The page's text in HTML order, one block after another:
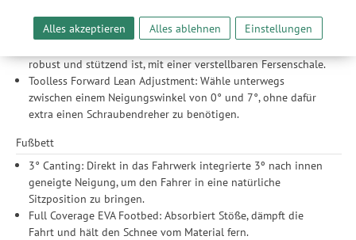
Werbeanzeigen für Sie bereitzustellen sowie Funktionalitäten
unserer Website sicherzustellen und stetig zu verbessern. Dabei
werden Ihre Daten auch an Drittanbieter und Werbepartner
weitergegeben. Die Verarbeitung erfolgt ausschließlich zum
Zwecke der Einbindung von Streaming-Inhalten und der
Durchführung von statistischer Analyse, Reichweitenmessungen,
Produktempfehlungen und nutzungsbasierter Werbung.
Informationen zu den einzelnen Funktionen, den Drittanbietern
und der Speicherdauer finden Sie unter Einstellungen. Diese
Einwilligung ist freiwillig, für die Nutzung unserer Website nicht
erforderlich und gilt, bis sie widerrufen wird. Sie können Ihre
Einwilligung unter Einstellungen lediglich für bestimmte
Drittanbieter erteilen und jederzeit für die Zukunft widerrufen.
Alles akzeptieren Alles ablehnen Einstellungen
GF Nylon Clicker™ X HB Chassis: Mit Glasfaser gefüllte
robust und stützend ist, mit einer verstellbaren Fersenschale.
Toolless Forward Lean Adjustment: Wähle unterwegs
zwischen einem Neigungswinkel von 0° und 7°, ohne dafür
extra einen Schraubendreher zu benötigen.
Fußbett
3° Canting: Direkt in das Fahrwerk integrierte 3º nach innen
geneigte Neigung, um den Fahrer in eine natürliche
Sitzposition zu bringen.
Full Coverage EVA Footbed: Absorbiert Stöße, dämpft die
Fahrt und hält den Schnee vom Material fern.